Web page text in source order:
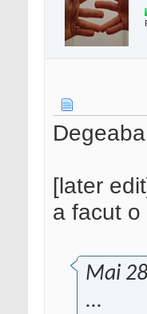
[later
a facut
Mai
...